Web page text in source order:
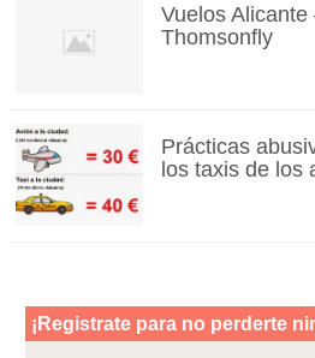
Vuelos
Thomsonfly
Prácticas
los taxis de los